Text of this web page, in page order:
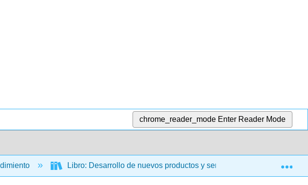
chrome_reader_mode Enter Reader Mode
Libro: Desarrollo de nuevos productos y servicios 11: